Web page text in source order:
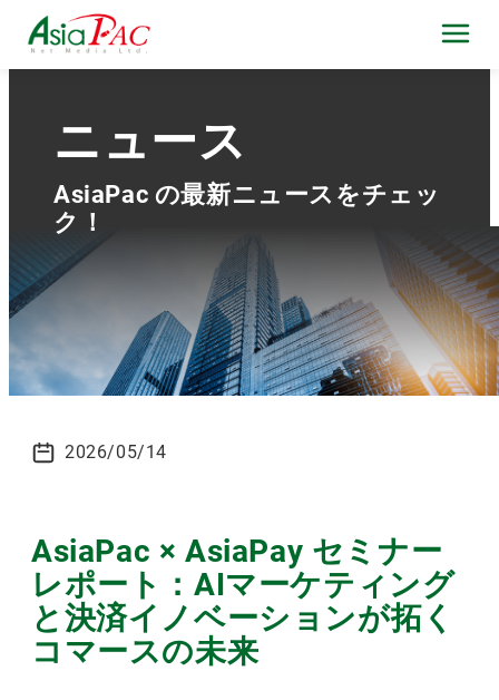
ニュース
AsiaPac の最新ニュースをチェッ
ク！
2026/05/14
AsiaPac × AsiaPay セミナー
レポート：AIマーケティング
と決済イノベーションが拓く
コマースの未来